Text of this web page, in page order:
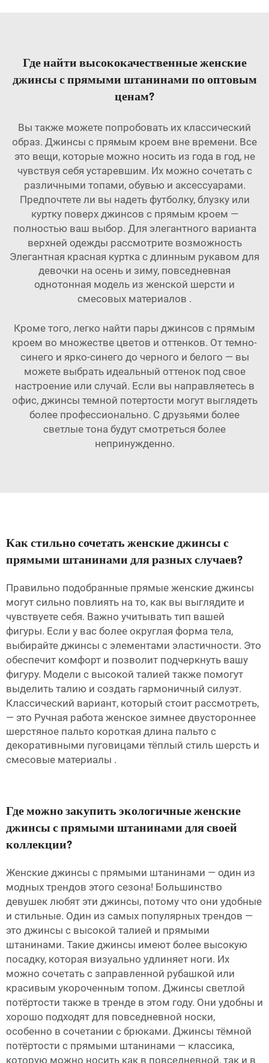
Где найти высококачественные женские
джинсы с прямыми штанинами по оптовым
ценам?
Вы также можете попробовать их классический
образ. Джинсы с прямым кроем вне времени. Все
это вещи, которые можно носить из года в год, не
чувствуя себя устаревшим. Их можно сочетать с
различными топами, обувью и аксессуарами.
Предпочтете ли вы надеть футболку, блузку или
куртку поверх джинсов с прямым кроем —
полностью ваш выбор. Для элегантного варианта
верхней одежды рассмотрите возможность
Элегантная красная куртка с длинным рукавом для
девочки на осень и зиму, повседневная
однотонная модель из женской шерсти и
смесовых материалов .
Кроме того, легко найти пары джинсов с прямым
кроем во множестве цветов и оттенков. От темно-
синего и ярко-синего до черного и белого — вы
можете выбрать идеальный оттенок под свое
настроение или случай. Если вы направляетесь в
офис, джинсы темной потертости могут выглядеть
более профессионально. С друзьями более
светлые тона будут смотреться более
непринужденно.
Как стильно сочетать женские джинсы с
прямыми штанинами для разных случаев?
Правильно подобранные прямые женские джинсы
могут сильно повлиять на то, как вы выглядите и
чувствуете себя. Важно учитывать тип вашей
фигуры. Если у вас более округлая форма тела,
выбирайте джинсы с элементами эластичности. Это
обеспечит комфорт и позволит подчеркнуть вашу
фигуру. Модели с высокой талией также помогут
выделить талию и создать гармоничный силуэт.
Классический вариант, который стоит рассмотреть,
— это Ручная работа женское зимнее двустороннее
шерстяное пальто короткая длина пальто с
декоративными пуговицами тёплый стиль шерсть и
смесовые материалы .
Где можно закупить экологичные женские
джинсы с прямыми штанинами для своей
коллекции?
Женские джинсы с прямыми штанинами — один из
модных трендов этого сезона! Большинство
девушек любят эти джинсы, потому что они удобные
и стильные. Один из самых популярных трендов —
это джинсы с высокой талией и прямыми
штанинами. Такие джинсы имеют более высокую
посадку, которая визуально удлиняет ноги. Их
можно сочетать с заправленной рубашкой или
красивым укороченным топом. Джинсы светлой
потёртости также в тренде в этом году. Они удобны и
хорошо подходят для повседневной носки,
особенно в сочетании с брюками. Джинсы тёмной
потёртости с прямыми штанинами — классика,
которую можно носить как в повседневной, так и в